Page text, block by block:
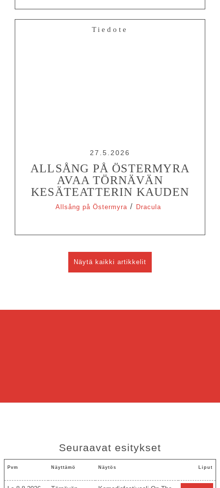
Tiedote
27.5.2026
ALLSÅNG PÅ ÖSTERMYRA
AVAA TÖRNÄVÄN
KESÄTEATTERIN KAUDEN
Allsång på Östermyra / Dracula
Näytä kaikki artikkelit
Seuraavat esitykset
Pvm Näyttämö Näytös Liput